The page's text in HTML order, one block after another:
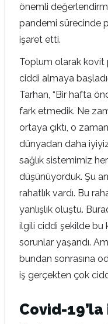
önemli
pandemi sürecinde
işaret etti.
Toplum olarak kovit
ciddi almaya
Tarhan, “Bir hafta
fark etmedik. Ne
ortaya çıktı, o
dünyadan daha
sağlık sistemimiz
düşünüyorduk. Şu
rahatlık vardı. Bu
yanlışlık oluştu.
ilgili ciddi şekilde bu
sorunlar yaşandı.
bundan sonrasına
iş gerçekten çok
Covid-